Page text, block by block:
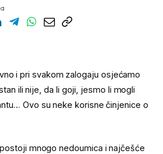
i pri svakom zalogaju osjećamo
ili nije, da li goji, jesmo li mogli
Ovo su neke korisne činjenice o
mnogo nedoumica i najčešće